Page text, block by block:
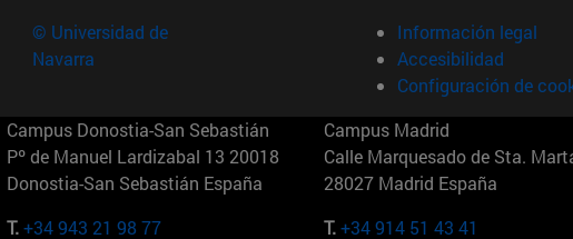
© Universidad de
Navarra
Información legal
Accesibilidad
Configuración de
Campus Donostia-San Sebastián
Pº de Manuel Lardizabal 13 20018
Donostia-San Sebastián España
T.+34 943 21 98 77
Campus Madrid
Calle Marquesado de Sta.
28027 Madrid España
T.+34 914 51 43 41